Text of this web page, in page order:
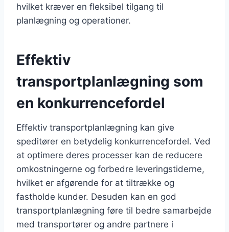
hvilket kræver en fleksibel tilgang til
planlægning og operationer.
Effektiv
transportplanlægning som
en konkurrencefordel
Effektiv transportplanlægning kan give
speditører en betydelig konkurrencefordel. Ved
at optimere deres processer kan de reducere
omkostningerne og forbedre leveringstiderne,
hvilket er afgørende for at tiltrække og
fastholde kunder. Desuden kan en god
transportplanlægning føre til bedre samarbejde
med transportører og andre partnere i